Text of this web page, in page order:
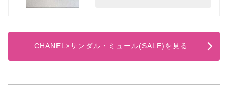
CHANEL×サンダル・ミュール(SALE)を見る